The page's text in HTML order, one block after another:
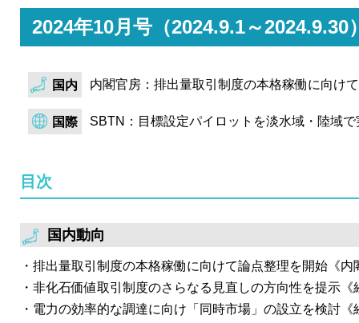
の設定について論点を整理。主に発電事業者のリスクを
り、再エネ導入拡大を促すことが目的。
環境省は、カーボンフットプリント（CFP）の表示等の
回）を開催。CFPの表示ルールを整備することで、
し、企業の取組拡大と消費者の行動変容の促進を 目的
CFPの表示をする際に、消費者の誤解を防ぎ正しく理解
2024年10月号（2024.9.1～
国内 内閣官房：排出量取引制度の本格稼働に向け
国際 SBTN：目標設定パイロットを淡水域・陸域
目次
国内動向
排出量取引制度の本格稼働に向けて論点整理を開始《内
非化石価値取引制度のさらなる見直しの方向性を提示《
電力の効率的な調達に向け「同時市場」の設立を検討《